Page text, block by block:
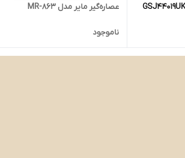
عصاره‌گیر مایر مدل MR-863
ناموجود